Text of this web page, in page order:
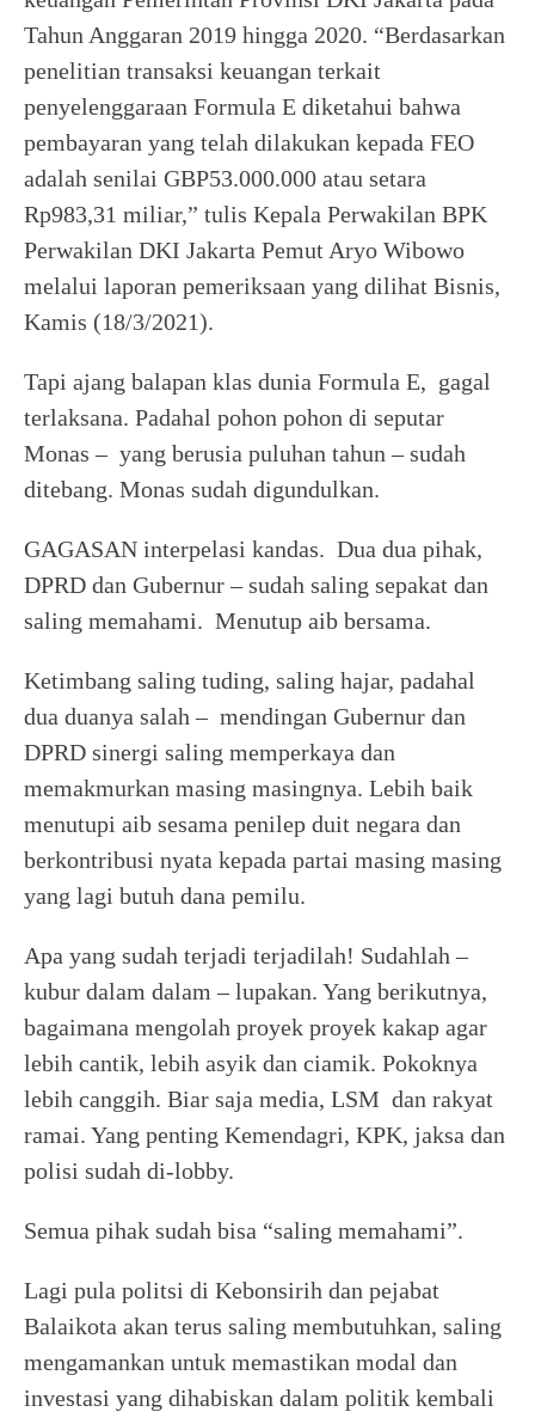
Tahun Anggaran 2019 hingga 2020. “Berdasarkan
penelitian transaksi keuangan terkait
penyelenggaraan Formula E diketahui bahwa
pembayaran yang telah dilakukan kepada FEO
adalah senilai GBP53.000.000 atau setara
Rp983,31 miliar,” tulis Kepala Perwakilan BPK
Perwakilan DKI Jakarta Pemut Aryo Wibowo
melalui laporan pemeriksaan yang dilihat Bisnis,
Kamis (18/3/2021).
Tapi ajang balapan klas dunia Formula E, gagal
terlaksana. Padahal pohon pohon di seputar
Monas – yang berusia puluhan tahun – sudah
ditebang. Monas sudah digundulkan.
GAGASAN interpelasi kandas. Dua dua pihak,
DPRD dan Gubernur – sudah saling sepakat dan
saling memahami. Menutup aib bersama.
Ketimbang saling tuding, saling hajar, padahal
dua duanya salah – mendingan Gubernur dan
DPRD sinergi saling memperkaya dan
memakmurkan masing masingnya. Lebih baik
menutupi aib sesama penilep duit negara dan
berkontribusi nyata kepada partai masing masing
yang lagi butuh dana pemilu.
Apa yang sudah terjadi terjadilah! Sudahlah –
kubur dalam dalam – lupakan. Yang berikutnya,
bagaimana mengolah proyek proyek kakap agar
lebih cantik, lebih asyik dan ciamik. Pokoknya
lebih canggih. Biar saja media, LSM dan rakyat
ramai. Yang penting Kemendagri, KPK, jaksa dan
polisi sudah di-lobby.
Semua pihak sudah bisa “saling memahami”.
Lagi pula politsi di Kebonsirih dan pejabat
Balaikota akan terus saling membutuhkan, saling
mengamankan untuk memastikan modal dan
investasi yang dihabiskan dalam politik kembali